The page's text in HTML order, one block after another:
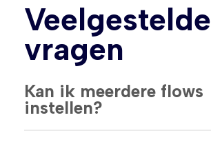
Veelgestelde
vragen
Kan ik meerdere flows
instellen?